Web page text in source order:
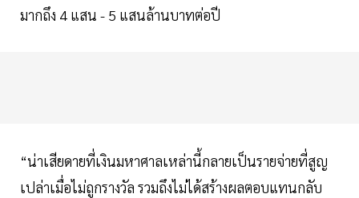
มากถึง 4 แสน - 5 แสนล้านบาทต่อปี
“น่าเสียดายที่เงินมหาศาลเหล่านี้กลายเป็นรายจ่ายที่สูญ
เปล่าเมื่อไม่ถูกรางวัล รวมถึงไม่ได้สร้างผลตอบแทนกลับ